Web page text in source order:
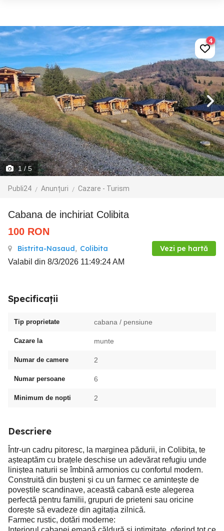
1/ 5
Publi24 Anunțuri Cazare - Turism
4
cabana de inchiriat Colibita
100 RON
Bistrita-Nasaud, Colibita Vezi pe hartă
Valabil din 8/3/2026 11:49:24 AM
Specificații
Tip proprietate cabana / pensiune
Cazare la munte
Numar de camere 2
Numar persoane 6
Minimum de nopti 2
Descriere
Într-un cadru pitoresc, la marginea pădurii, in Colibița, te
așteaptăm cu brațele deschise un adevărat refugiu unde
liniștea naturii se îmbină armonios cu confortul modern.
Construită din bușteni și cu un farmec ce amintește de
poveștile scandinave, această cabană este alegerea
perfectă pentru familii, grupuri de prieteni sau oricine
dorește să evadeze din agitația zilnică.
Farmec rustic, dotări moderne: